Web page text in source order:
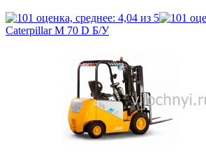
Caterpillar M 70 D Б/У